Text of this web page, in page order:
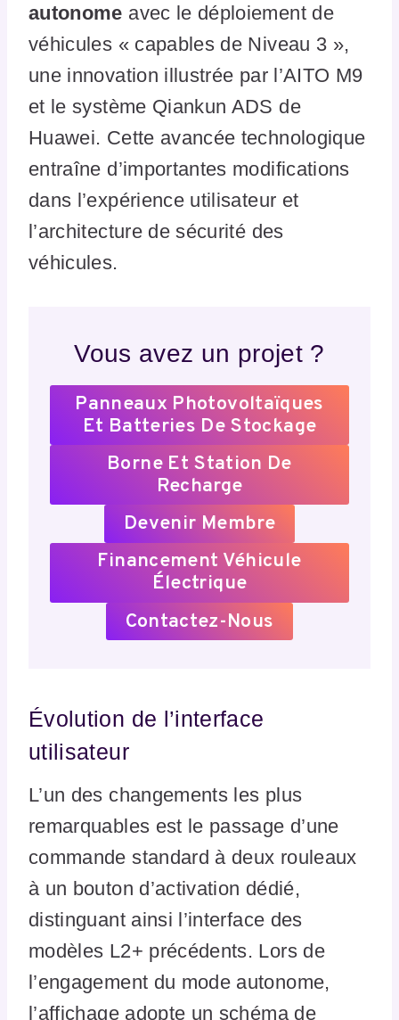
autonome avec le déploiement de
véhicules « capables de Niveau 3 »,
une innovation illustrée par l’AITO M9
et le système Qiankun ADS de
Huawei. Cette avancée technologique
entraîne d’importantes modifications
dans l’expérience utilisateur et
l’architecture de sécurité des
véhicules.
Vous avez un projet ?
Panneaux Photovoltaïques
Et Batteries De Stockage
Borne Et Station De
Recharge
Devenir Membre
Financement Véhicule
Électrique
Contactez-Nous
Évolution de l’interface
utilisateur
L’un des changements les plus
remarquables est le passage d’une
commande standard à deux rouleaux
à un bouton d’activation dédié,
distinguant ainsi l’interface des
modèles L2+ précédents. Lors de
l’engagement du mode autonome,
l’affichage adopte un schéma de